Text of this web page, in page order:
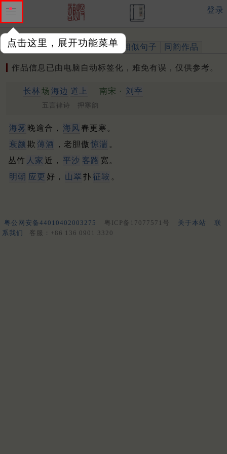
点击这里，展开功能菜单
登录
作品 标注四声 出处、引用 相似句子 同韵作品
作品信息已由电脑自动标签化，难免有误，仅供参考。
长林 场 海边 道上 南宋 · 刘宰
五言律诗 押寒韵
海雾 晚逾合， 海风 春更寒。
衰颜 欺 薄酒 ，老胆傲 惊湍 。
丛竹 人家 近， 平沙 客路 宽。
明朝 应更 好， 山翠 扑 征鞍 。
粤公网安备44010402003275 粤ICP备17077571号 关于本站
联
系我们
客服：+86 136 0901 3320